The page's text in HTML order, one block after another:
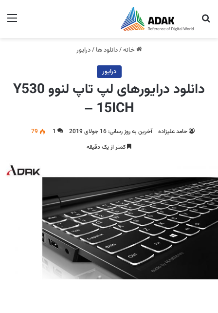
جستجو برای
خانه/دانلود ها /درایور
درایور
دانلود درایورهای لپ تاپ لنوو Y530
– 15ICH
حامد علیزاده آخرین به روز رسانی: 16 جولای 2019 1
79
کمتر از یک دقیقه